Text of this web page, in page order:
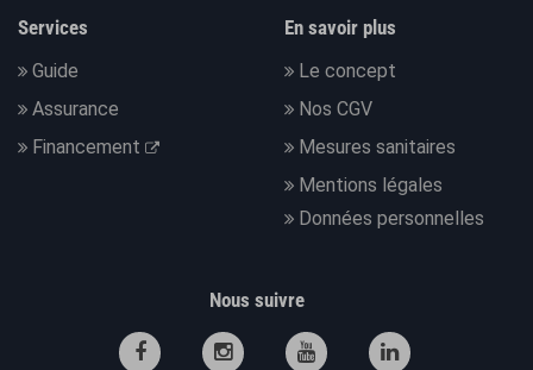
Services
Guide
Assurance
Financement
En savoir plus
Le concept
Nos CGV
Mesures sanitaires
Mentions légales
Données personnelles
Nous suivre